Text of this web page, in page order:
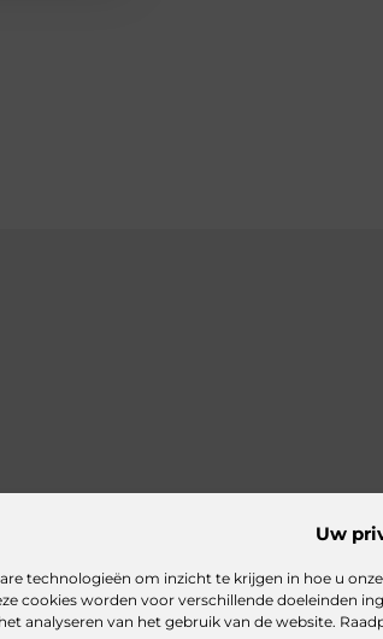
Uw
technologieën om inzicht te krijgen in hoe u
cookies worden voor verschillende doeleinden
analyseren van het gebruik van de website.
essentieel zijn voor jouw website
bouw jij een online inkomstenbron op